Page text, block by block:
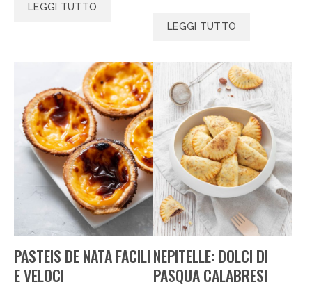
LEGGI TUTTO
LEGGI TUTTO
PASTEIS DE NATA FACILI
E VELOCI
NEPITELLE: DOLCI DI
PASQUA CALABRESI